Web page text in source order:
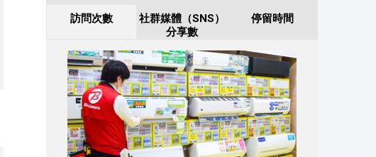
訪問次數
社群媒體（SNS）
分享數
停留時間